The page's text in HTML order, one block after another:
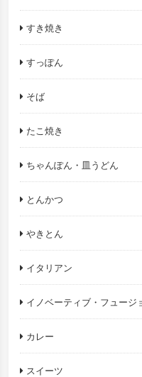
すき焼き
すっぽん
そば
たこ焼き
ちゃんぽん・皿うどん
とんかつ
やきとん
イタリアン
イノベーティブ・フュージ
カレー
スイーツ